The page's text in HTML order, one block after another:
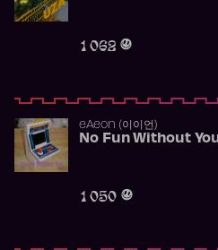
1 062
​eAeon (이이언)
No Fun Without You
1 050